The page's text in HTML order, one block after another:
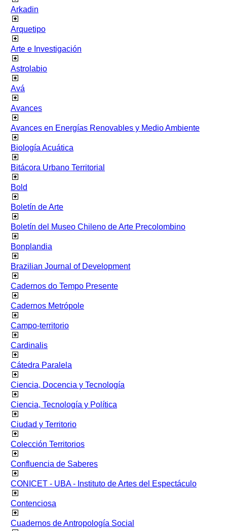
Arkadin
Arquetipo
Arte e Investigación
Astrolabio
Avá
Avances
Avances en Energías Renovables y Medio Ambiente
Biología Acuática
Bitácora Urbano Territorial
Bold
Boletín de Arte
Boletín del Museo Chileno de Arte Precolombino
Bonplandia
Brazilian Journal of Development
Cadernos do Tempo Presente
Cadernos Metrópole
Campo-territorio
Cardinalis
Cátedra Paralela
Ciencia, Docencia y Tecnología
Ciencia, Tecnología y Política
Ciudad y Territorio
Colección Territorios
Confluencia de Saberes
CONICET - UBA - Instituto de Artes del Espectáculo
Contenciosa
Cuadernos de Antropología Social